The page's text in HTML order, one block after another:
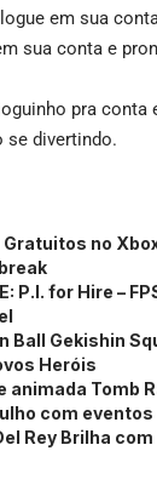
em sua
sua conta e
pra conta
se divertindo.
no
P.I. for Hire –
Ball Gekishin
Heróis
animada Tomb
com
Rey Brilha